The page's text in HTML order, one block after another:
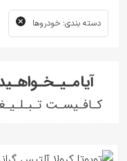
دسته بندی: خودروها